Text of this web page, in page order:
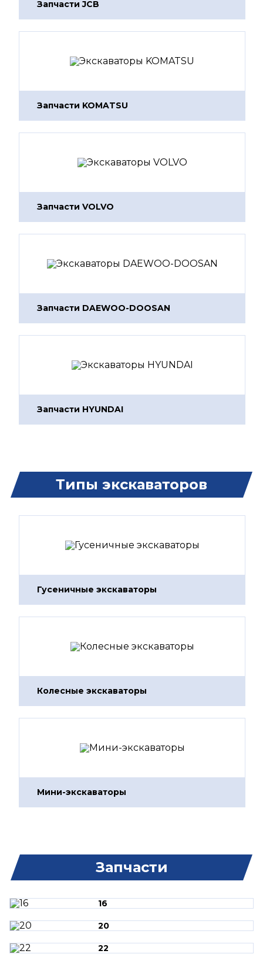
Запчасти JCB
Запчасти KOMATSU
Запчасти VOLVO
Запчасти DAEWOO-DOOSAN
Запчасти HYUNDAI
Типы экскаваторов
Гусеничные экскаваторы
Колесные экскаваторы
Мини-экскаваторы
Запчасти
16
20
22